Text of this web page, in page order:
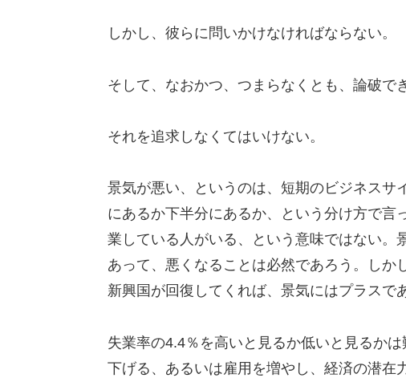
しかし、彼らに問いかけなければならない。
そして、なおかつ、つまらなくとも、論破で
それを追求しなくてはいけない。
景気が悪い、というのは、短期のビジネスサ
にあるか下半分にあるか、という分け方で言
業している人がいる、という意味ではない。
あって、悪くなることは必然であろう。しか
新興国が回復してくれば、景気にはプラスで
失業率の4.4％を高いと見るか低いと見るか
下げる、あるいは雇用を増やし、経済の潜在